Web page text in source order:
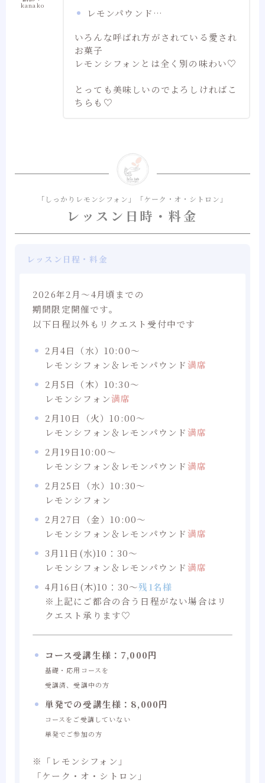
kanako
レモンパウンド…
いろんな呼ばれ方がされている愛され
お菓子
レモンシフォンとは全く別の味わい♡
とっても美味しいのでよろしければこ
ちらも♡
「しっかりレモンシフォン」「ケーク・オ・シトロン」
レッスン日時・料金
レッスン日程・料金
2026年2月～4月頃までの
期間限定開催です。
以下日程以外もリクエスト受付中です
2月4日（水）10:00〜
レモンシフォン＆レモンパウンド満席
2月5日（木）10:30〜
レモンシフォン満席
2月10日（火）10:00〜
レモンシフォン＆レモンパウンド満席
2月19日10:00〜
レモンシフォン＆レモンパウンド満席
2月25日（水）10:30〜
レモンシフォン
2月27日（金）10:00〜
レモンシフォン＆レモンパウンド満席
3月11日(水)10：30～
レモンシフォン＆レモンパウンド満席
4月16日(木)10：30～残1名様
※上記にご都合の合う日程がない場合はリ
クエスト承ります♡
コース受講生様：7,000円
基礎・応用コースを
受講済、受講中の方
単発での受講生様：8,000円
コースをご受講していない
単発でご参加の方
※「レモンシフォン」
「ケーク・オ・シトロン」